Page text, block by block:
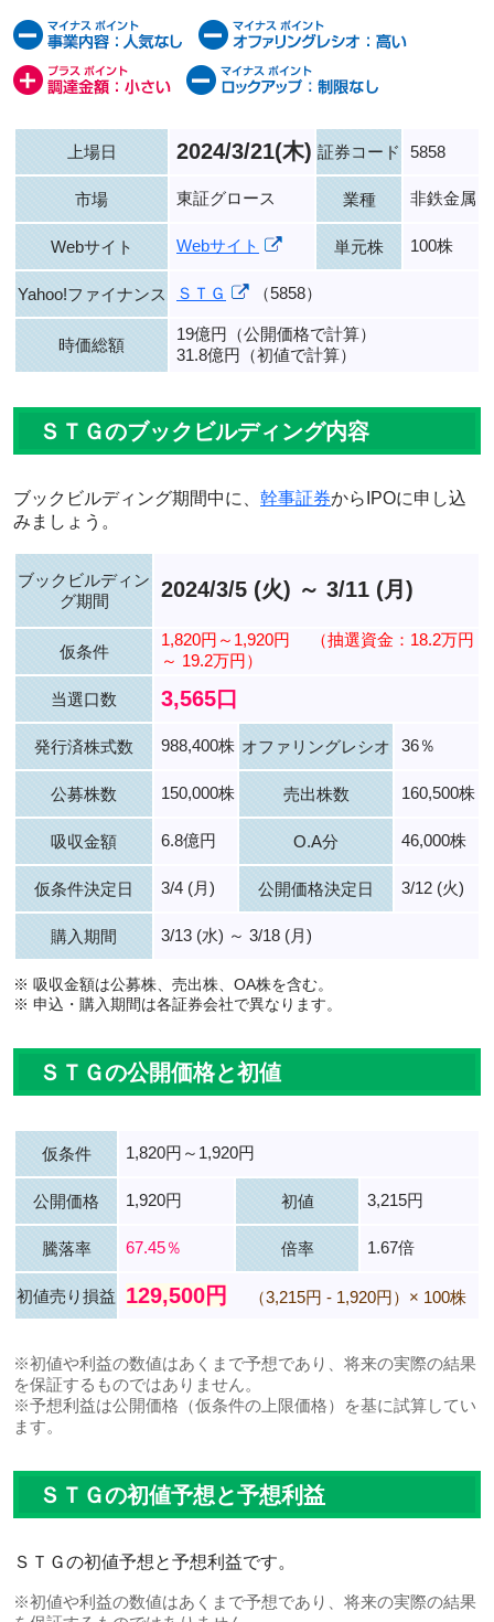
上場日 2024/3/21(木) 証券コード 5858
市場 東証グロース 業種 非鉄金属
Webサイト Webサイト 単元株 100株
Yahoo!ファイナンス ＳＴＧ （5858）
時価総額
19億円（公開価格で計算）
31.8億円（初値で計算）
ＳＴＧのブックビルディング内容
ブックビルディング期間中に、 幹事証券からIPOに申し込
みましょう。
ブックビルディン
グ期間
2024/3/5 (火) ～ 3/11 (月)
仮条件
1,820円～1,920円
（抽選資金：18.2万円
～ 19.2万円）
当選口数 3,565口
発行済株式数 988,400株 オファリングレシオ 36％
公募株数 150,000株 売出株数 160,500株
吸収金額 6.8億円 O.A分 46,000株
仮条件決定日 3/4 (月) 公開価格決定日 3/12 (火)
購入期間 3/13 (水) ～ 3/18 (月)
※ 吸収金額は公募株、売出株、OA株を含む。
※ 申込・購入期間は各証券会社で異なります。
ＳＴＧの公開価格と初値
仮条件 1,820円～1,920円
公開価格 1,920円 初値 3,215円
騰落率 67.45％ 倍率 1.67倍
初値売り損益 129,500円 （3,215円 - 1,920円）× 100株
※初値や利益の数値はあくまで予想であり、将来の実際の結果
を保証するものではありません。
※予想利益は公開価格（仮条件の上限価格）を基に試算してい
ます。
ＳＴＧの初値予想と予想利益
ＳＴＧの初値予想と予想利益です。
※初値や利益の数値はあくまで予想であり、将来の実際の結果